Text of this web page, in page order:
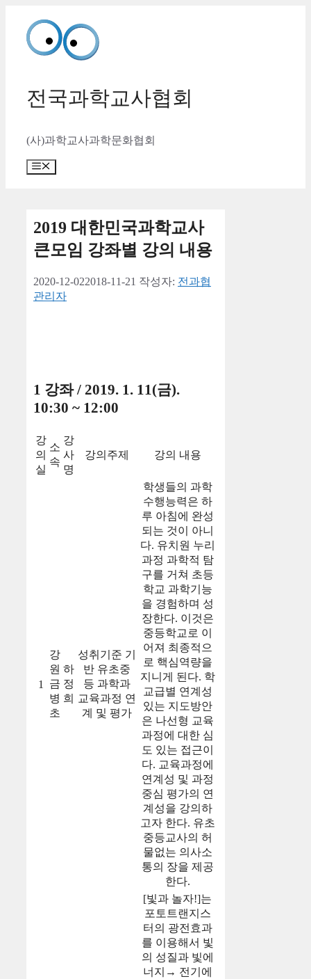
전국과학교사협회
(사)과학교사과학문화협회
메
2019 대한민국과학교사
큰모임 강좌별 강의 내용
2020-12-022018-11-21 작성자: 전과협
관리자
1 강좌 / 2019. 1. 11(금).
10:30 ~ 12:00
강
의
실
소
속
강
사
명
강의주제 강의 내용
1
강
원
금
병
초
하
정
희
성취기준 기
반 유초중
등 과학과
교육과정 연
계 및 평가
학생들의 과학
수행능력은 하
루 아침에 완성
되는 것이 아니
다. 유치원 누리
과정 과학적 탐
구를 거쳐 초등
학교 과학기능
을 경험하며 성
장한다. 이것은
중등학교로 이
어져 최종적으
로 핵심역량을
지니게 된다. 학
교급별 연계성
있는 지도방안
은 나선형 교육
과정에 대한 심
도 있는 접근이
다. 교육과정에
연계성 및 과정
중심 평가의 연
계성을 강의하
고자 한다. 유초
중등교사의 허
물없는 의사소
통의 장을 제공
한다.
[빛과 놀자!]는
포토트랜지스
터의 광전효과
를 이용해서 빛
의 성질과 빛에
너지→ 전기에